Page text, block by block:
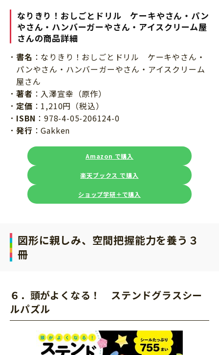
なりきり！おしごとドリル ケーキやさん・パン
やさん・ハンバーガーやさん・アイスクリーム屋
さんの商品詳細
書名 ：なりきり！おしごとドリル ケーキやさん・
パンやさん・ハンバーガーやさん・アイスクリーム
屋さん
著者 ：入澤宣幸（原作）
定価 ：1,210円（税込）
ISBN ：978-4-05-206124-0
発行 ：Gakken
Amazon で購入
楽天ブックス で購入
ショップ学研＋で購入
図形に親しみ、空間把握能力を養う３
冊
６．頭がよくなる！ ステンドグラスシー
ルパズル